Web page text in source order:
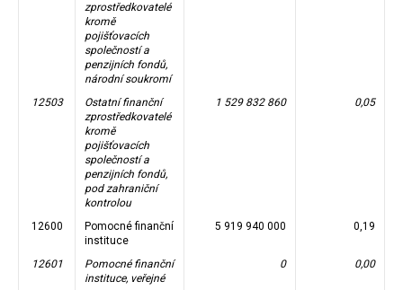
zprostředkovatelé
kromě
pojišťovacích
společností a
penzijních fondů,
národní soukromí
12503
Ostatní finanční
zprostředkovatelé
kromě
pojišťovacích
společností a
penzijních fondů,
pod zahraniční
kontrolou
1 529 832 860 0,05
12600
Pomocné finanční
instituce
5 919 940 000 0,19
12601
Pomocné finanční
instituce, veřejné
0 0,00